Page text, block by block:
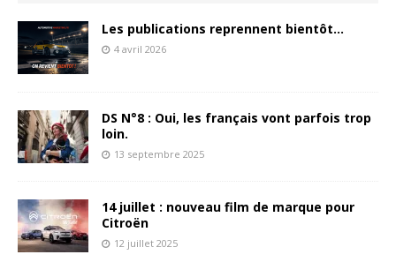
Les publications reprennent bientôt…
4 avril 2026
DS N°8 : Oui, les français vont parfois trop
loin.
13 septembre 2025
14 juillet : nouveau film de marque pour
Citroën
12 juillet 2025